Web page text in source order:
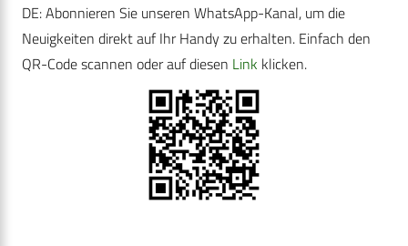
DE: Abonnieren Sie unseren WhatsApp-Kanal, um die
Neuigkeiten direkt auf Ihr Handy zu erhalten. Einfach den
QR-Code scannen oder auf diesen Link klicken.